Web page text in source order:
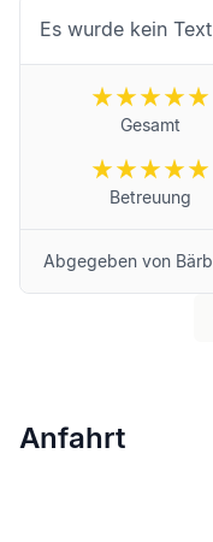
Es wurde kein
Gesamt
Betreuung
Abgegeben von
Anfahrt